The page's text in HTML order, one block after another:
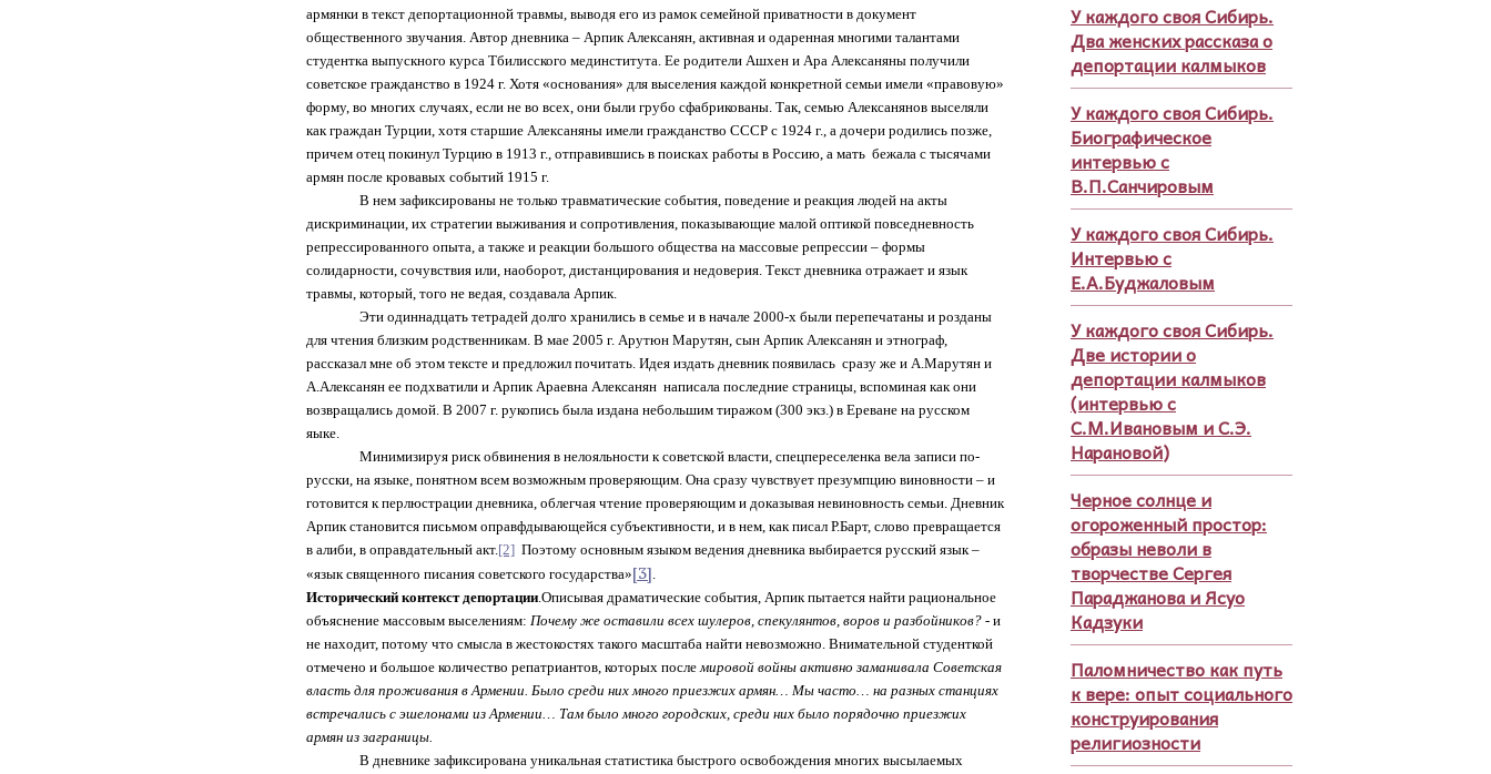
армянки в текст депортационной травмы, выводя его из рамок семейной приватности в документ
общественного звучания. Автор дневника – Арпик Алексанян, активная и одаренная многими талантами
студентка выпускного курса Тбилисского мединститута. Ее родители Ашхен и Ара Алексаняны получили
советское гражданство в 1924 г. Хотя «основания» для выселения каждой конкретной семьи имели «правовую»
форму, во многих случаях, если не во всех, они были грубо сфабрикованы. Так, семью Алексанянов выселяли
как граждан Турции, хотя старшие Алексаняны имели гражданство СССР с 1924 г., а дочери родились позже,
причем отец покинул Турцию в 1913 г., отправившись в поисках работы в Россию, а мать бежала с тысячами
армян после кровавых событий 1915 г.
В нем зафиксированы не только травматические события, поведение и реакция людей на акты
диcкриминации, их стратегии выживания и сопротивления, показывающие малой оптикой повседневность
репрессированного опыта, а также и реакции большого общества на массовые репрессии – формы
солидарности, сочувствия или, наоборот, дистанцирования и недоверия. Текст дневника отражает и язык
травмы, который, того не ведая, создавала Арпик.
Эти одиннадцать тетрадей долго хранились в семье и в начале 2000-х были перепечатаны и розданы
для чтения близким родственникам. В мае 2005 г. Арутюн Марутян, сын Арпик Алексанян и этнограф,
рассказал мне об этом тексте и предложил почитать. Идея издать дневник появилась сразу же и А.Марутян и
А.Алексанян ее подхватили и Арпик Араевна Алексанян написала последние страницы, вспоминая как они
возвращались домой. В 2007 г. рукопись была издана небольшим тиражом (300 экз.) в Ереване на русском
яыке.
Минимизируя риск обвинения в нелояльности к советской власти, спецпереселенка вела записи по-
русски, на языке, понятном всем возможным проверяющим. Она сразу чувствует презумпцию виновности – и
готовится к перлюстрации дневника, облегчая чтение проверяющим и доказывая невиновность семьи. Дневник
Арпик становится письмом оправфдывающейся субъективности, и в нем, как писал Р.Барт, слово превращается
в алиби, в оправдательный акт.[2] Поэтому основным языком ведения дневника выбирается русский язык –
«язык священного писания советского государства»[3].
Исторический контекст депортации.Описывая драматические события, Арпик пытается найти рациональное
объяснение массовым выселениям: Почему же оставили всех шулеров, спекулянтов, воров и разбойников? - и
не находит, потому что смысла в жестокостях такого масштаба найти невозможно. Внимательной студенткой
отмечено и большое количество репатриантов, которых послемировой войны активно заманивала Советская
власть для проживания в Армении. Было среди них много приезжих армян… Мы часто… на разных станциях
встречались с эшелонами из Армении… Там было много городских, среди них было порядочно приезжих
армян из заграницы.
В дневнике зафиксирована уникальная статистика быстрого освобождения многих высылаемых
У каждого своя Сибирь.
Два женских рассказа о
депортации калмыков
У каждого своя Сибирь.
Биографическое
интервью с
В.П.Санчировым
У каждого своя Сибирь.
Интервью с
Е.А.Буджаловым
У каждого своя Сибирь.
Две истории о
депортации калмыков
(интервью с
С.М.Ивановым и С.Э.
Нарановой)
Черное солнце и
огороженный простор:
образы неволи в
творчестве Сергея
Параджанова и Ясуо
Кадзуки
Паломничество как путь
к вере: опыт социального
конструирования
религиозности